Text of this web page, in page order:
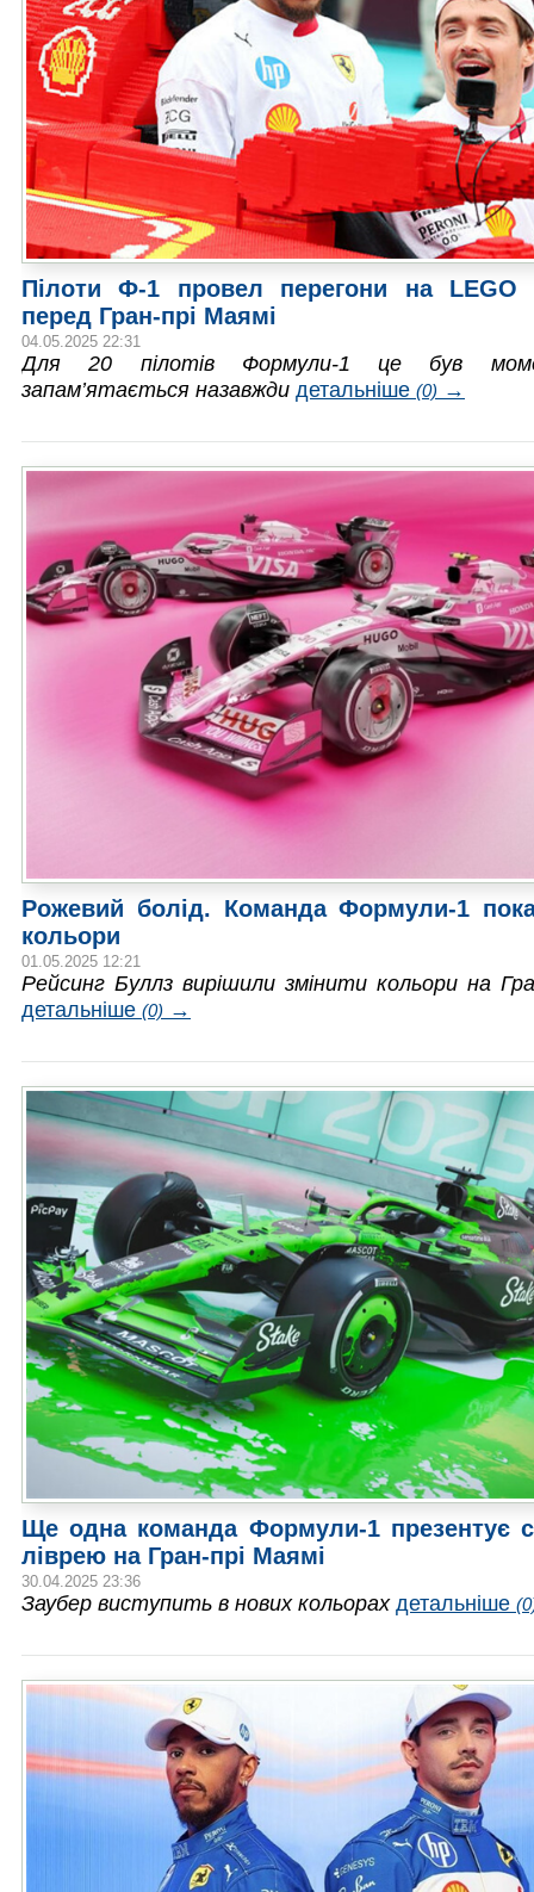
Пілоти Ф-1 провел перегони на LEGO
перед Гран-прі Маямі
04.05.2025 22:31
Для 20 пілотів Формули-1 це був
запам’ятається назавжди детальніше (0) →
Рожевий болід. Команда Формули-1
кольори
01.05.2025 12:21
Рейсинг Буллз вирішили змінити кольори на
детальніше (0) →
Ще одна команда Формули-1 презентує
ліврею на Гран-прі Маямі
30.04.2025 23:36
Заубер виступить в нових кольорах детальніше